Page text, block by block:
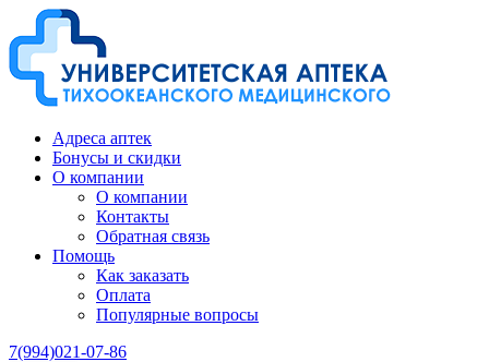
Адреса аптек
Бонусы и скидки
О компании
О компании
Контакты
Обратная связь
Помощь
Как заказать
Оплата
Популярные вопросы
7(994)021-07-86